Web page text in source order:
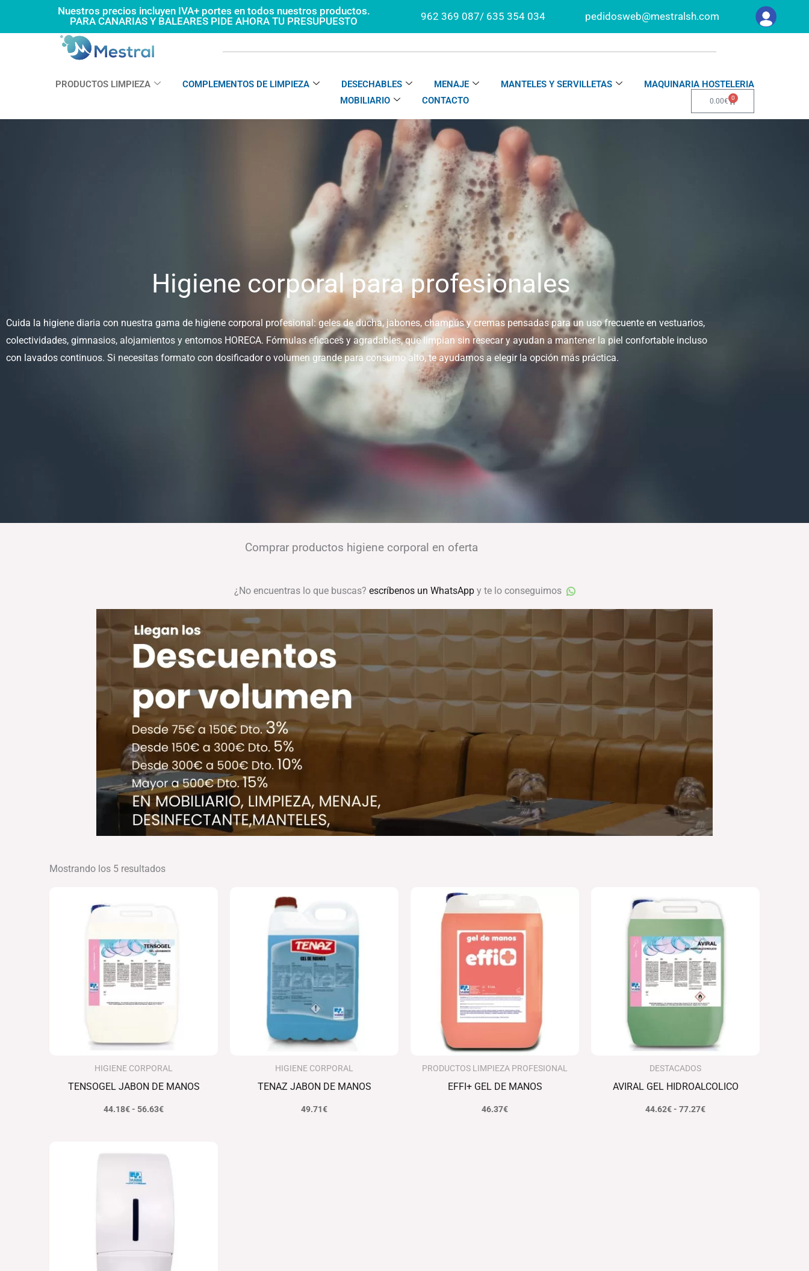
Nuestros precios incluyen IVA+ portes en todos nuestros productos.
PARA CANARIAS Y BALEARES PIDE AHORA TU PRESUPUESTO
962 369 087/ 635 354 034 pedidosweb@mestralsh.com
PRODUCTOS LIMPIEZA COMPLEMENTOS DE LIMPIEZA DESECHABLES MENAJE MANTELES Y SERVILLETAS
MAQUINARIA HOSTELERIA
MOBILIARIO
CONTACTO 0.00€ 0
Carrito
Higiene corporal para profesionales
Cuida la higiene diaria con nuestra gama de higiene corporal profesional: geles de ducha, jabones, champús y cremas pensadas para un uso frecuente en vestuarios,
colectividades, gimnasios, alojamientos y entornos HORECA. Fórmulas eficaces y agradables, que limpian sin resecar y ayudan a mantener la piel confortable incluso
con lavados continuos. Si necesitas formato con dosificador o volumen grande para consumo alto, te ayudamos a elegir la opción más práctica.
Comprar productos higiene corporal en oferta
¿No encuentras lo que buscas? escríbenos un WhatsAppy te lo conseguimos
Mostrando los 5 resultados
HIGIENE CORPORAL
TENSOGEL JABON DE MANOS
44.18€- 56.63€
hasta
HIGIENE CORPORAL
TENAZ JABON DE MANOS
49.71€
PRODUCTOS LIMPIEZA PROFESIONAL
EFFI+ GEL DE MANOS
46.37€
DESTACADOS
AVIRAL GEL HIDROALCOLICO
44.62€- 77.27€
de
precios:
desde
44.62€
hasta
77.27€